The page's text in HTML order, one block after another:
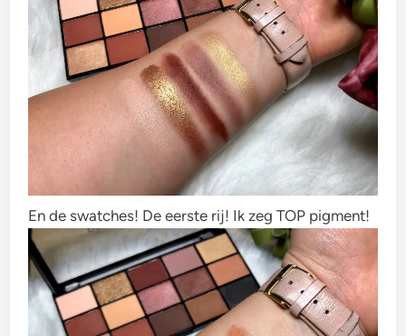
En de swatches! De eerste rij! Ik zeg TOP pigment!